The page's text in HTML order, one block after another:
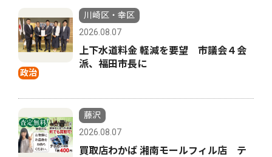
政治
川崎区・幸区
2026.08.07
上下水道料金 軽減を要望 市議会４会
派、福田市長に
藤沢
2026.08.07
買取店わかば 湘南モールフィル店 テ